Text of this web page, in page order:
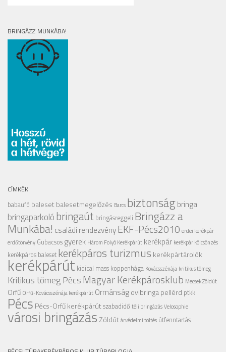
BRINGÁZZ MUNKÁBA!
CÍMKÉK
babaufó balesetbalesetmegelőzés Barcs biztonságbringa
bringaparkolóbringaút bringásreggeli Bringázz a
Munkába! családi rendezvényEKF-Pécs2010 erdei kerékpár
erdőtörvény Gubacsos gyerek Három Folyó Kerékpárút kerékpár kerékpár kölcsönzés
kerékpáros baleset kerékpáros turizmus kerékpártárolók
kerékpárút kidical mass koppenhága Kovácsszénája kritikus tömeg
Kritikus tömeg PécsMagyar Kerékpárosklub Mecsek Zöldút
Orfű Orfű-Kovácsszénája kerékpárút Ormánságovibringapellérd ptkk
Pécs Pécs-Orfű kerékpárútszabadidő téli bringázásVelosophie
városi bringázás Zöldútárvédelmi töltés útfenntartás